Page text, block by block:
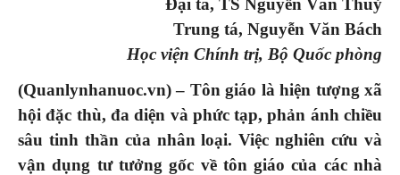
Đại tá, TS Nguyễn Văn Thuỷ
Trung tá, Nguyễn Văn Bách
Học viện Chính trị, Bộ Quốc phòng
(Quanlynhanuoc.vn) – Tôn giáo là hiện tượng xã
hội đặc thù, đa diện và phức tạp, phản ánh chiều
sâu tinh thần của nhân loại. Việc nghiên cứu và
vận dụng tư tưởng gốc về tôn giáo của các nhà